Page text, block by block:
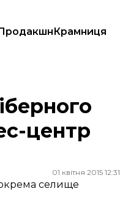
Крамниця
центр
01 квітня 2015 12:31
селище